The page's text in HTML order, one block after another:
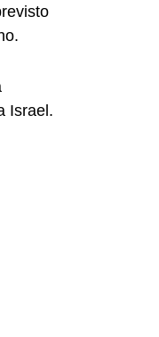
Israel.